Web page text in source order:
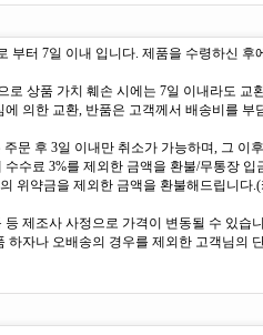
부터 7일 이내 입니다. 제품을 수령하신
로 상품 가치 훼손 시에는 7일 이내라도 교
의한 교환, 반품은 고객께서 배송비를
문 후 3일 이내만 취소가 가능하며, 그 이
수료 3%를 제외한 금액을 환불/무통장 입
위약금을 제외한 금액을 환불해드립니
제조사 사정으로 가격이 변동될 수 있습
하자나 오배송의 경우를 제외한 고객님의